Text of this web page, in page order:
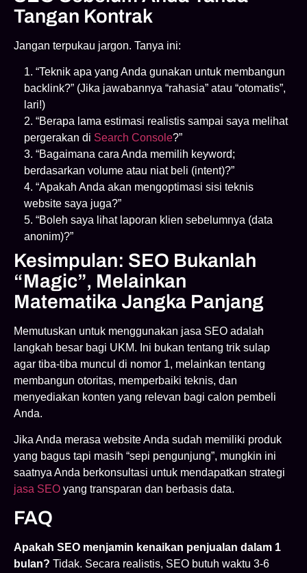
Tangan Kontrak
Jangan terpukau jargon. Tanya ini:
“Teknik apa yang Anda gunakan untuk membangun
backlink?” (Jika jawabannya “rahasia” atau “otomatis”,
lari!)
“Berapa lama estimasi realistis sampai saya melihat
pergerakan di Search Console?”
“Bagaimana cara Anda memilih keyword;
berdasarkan volume atau niat beli (intent)?”
“Apakah Anda akan mengoptimasi sisi teknis
website saya juga?”
“Boleh saya lihat laporan klien sebelumnya (data
anonim)?”
Kesimpulan: SEO Bukanlah
“Magic”, Melainkan
Matematika Jangka Panjang
Memutuskan untuk menggunakan jasa SEO adalah
langkah besar bagi UKM. Ini bukan tentang trik sulap
agar tiba-tiba muncul di nomor 1, melainkan tentang
membangun otoritas, memperbaiki teknis, dan
menyediakan konten yang relevan bagi calon pembeli
Anda.
Jika Anda merasa website Anda sudah memiliki produk
yang bagus tapi masih “sepi pengunjung”, mungkin ini
saatnya Anda berkonsultasi untuk mendapatkan strategi
jasa SEO yang transparan dan berbasis data.
FAQ
Apakah SEO menjamin kenaikan penjualan dalam 1
bulan? Tidak. Secara realistis, SEO butuh waktu 3-6